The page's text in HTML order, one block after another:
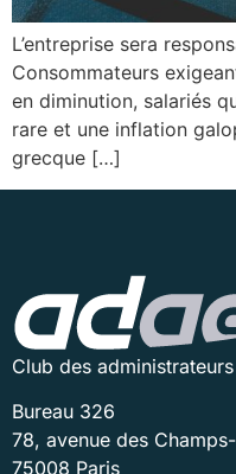
L’entreprise sera
Consommateurs
en diminution, salariés
rare et une inflation
grecque […]
Club des
Bureau 326
78, avenue des
75008 Paris